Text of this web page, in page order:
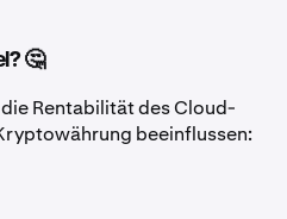
🤔
Rentabilität des Cloud-
beeinflussen: